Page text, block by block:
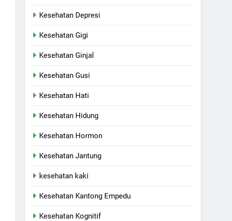
Kesehatan Depresi
Kesehatan Gigi
Kesehatan Ginjal
Kesehatan Gusi
Kesehatan Hati
Kesehatan Hidung
Kesehatan Hormon
Kesehatan Jantung
kesehatan kaki
Kesehatan Kantong Empedu
Kesehatan Kognitif